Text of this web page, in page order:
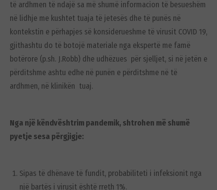
të ardhmen të ndajë sa më shumë informacion të besueshëm
në lidhje me kushtet tuaja të jetesës dhe të punës në
kontekstin e përhapjes së konsiderueshme të virusit COVID 19,
gjithashtu do të botojë materiale nga ekspertë me famë
botërore (p.sh. J.Robb) dhe udhëzues për sjelljet, si në jetën e
përditshme ashtu edhe në punën e përditshme në të
ardhmen, në klinikën tuaj.
Nga një këndvështrim pandemik, shtrohen më shumë
pyetje sesa përgjigje:
Sipas të dhënave të fundit, probabiliteti i infeksionit nga
një bartës i virusit është rreth 1%.